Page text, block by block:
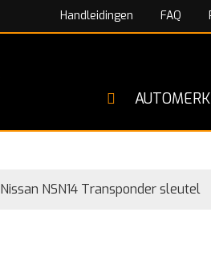
Handleidingen FAQ
Nissan NSN14 Transponder sleutel